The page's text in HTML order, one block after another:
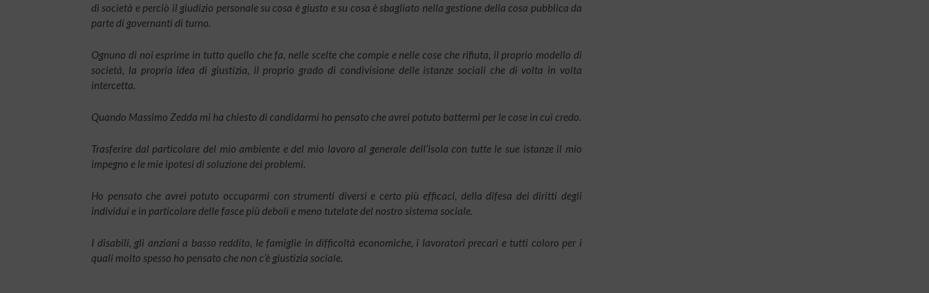
di società e perciò il giudizio personale su cosa è giusto e su cosa è sbagliato nella gestione della cosa pubblica da
parte di governanti di turno.
Ognuno di noi esprime in tutto quello che fa, nelle scelte che compie e nelle cose che rifiuta, il proprio modello di
società, la propria idea di giustizia, il proprio grado di condivisione delle istanze sociali che di volta in volta
intercetta.
Quando Massimo Zedda mi ha chiesto di candidarmi ho pensato che avrei potuto battermi per le cose in cui credo.
Trasferire dal particolare del mio ambiente e del mio lavoro al generale dell’isola con tutte le sue istanze il mio
impegno e le mie ipotesi di soluzione dei problemi.
Ho pensato che avrei potuto occuparmi con strumenti diversi e certo più efficaci, della difesa dei diritti degli
individui e in particolare delle fasce più deboli e meno tutelate del nostro sistema sociale.
I disabili, gli anziani a basso reddito, le famiglie in difficoltà economiche, i lavoratori precari e tutti coloro per i
quali molto spesso ho pensato che non c’è giustizia sociale.